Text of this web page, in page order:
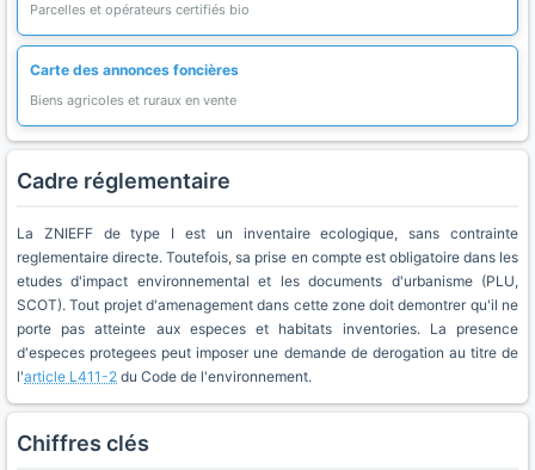
Parcelles et opérateurs certifiés bio
Carte des annonces foncières
Biens agricoles et ruraux en vente
Cadre réglementaire
La ZNIEFF de type I est un inventaire ecologique, sans contrainte
reglementaire directe. Toutefois, sa prise en compte est obligatoire dans les
etudes d'impact environnemental et les documents d'urbanisme (PLU,
SCOT). Tout projet d'amenagement dans cette zone doit demontrer qu'il ne
porte pas atteinte aux especes et habitats inventories. La presence
d'especes protegees peut imposer une demande de derogation au titre de
l'article L411-2 du Code de l'environnement.
Chiffres clés